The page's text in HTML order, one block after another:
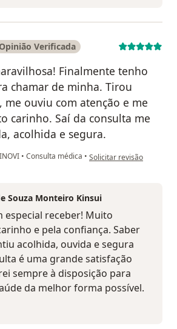
Opinião Verificada
Finalmente tenho
chamar de minha. Tirou
me ouviu com atenção e me
carinho. Saí da consulta me
acolhida e segura.
• Consulta médica • na opinião do utilizador
Solicitar revisão
Souza Monteiro Kinsui
especial receber! Muito
e pela confiança. Saber
acolhida, ouvida e segura
é uma grande satisfação
sempre à disposição para
da melhor forma possível.